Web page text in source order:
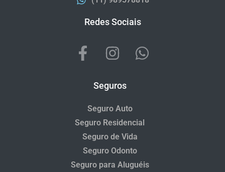
Redes Sociais
Seguros
Seguro Auto
Seguro Residencial
Seguro de Vida
Seguro Odonto
Seguro para Aluguéis